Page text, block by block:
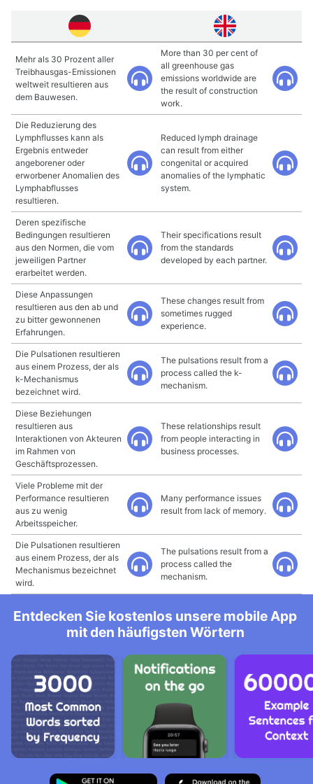
Mehr als 30 Prozent aller
Treibhausgas-Emissionen
weltweit resultieren aus
dem Bauwesen.
More than 30 per cent of
all greenhouse gas
emissions worldwide are
the result of construction
work.
Die Reduzierung des
Lymphflusses kann als
Ergebnis entweder
angeborener oder
erworbener Anomalien des
Lymphabflusses
resultieren.
Reduced lymph drainage
can result from either
congenital or acquired
anomalies of the lymphatic
system.
Deren spezifische
Bedingungen resultieren
aus den Normen, die vom
jeweiligen Partner
erarbeitet werden.
Their specifications result
from the standards
developed by each partner.
Diese Anpassungen
resultieren aus den ab und
zu bitter gewonnenen
Erfahrungen.
These changes result from
sometimes rugged
experience.
Die Pulsationen resultieren
aus einem Prozess, der als
k-Mechanismus
bezeichnet wird.
The pulsations result from a
process called the k-
mechanism.
Diese Beziehungen
resultieren aus
Interaktionen von Akteuren
im Rahmen von
Geschäftsprozessen.
These relationships result
from people interacting in
business processes.
Viele Probleme mit der
Performance resultieren
aus zu wenig
Arbeitsspeicher.
Many performance issues
result from lack of memory.
Die Pulsationen resultieren
aus einem Prozess, der als
Mechanismus bezeichnet
wird.
The pulsations result from a
process called the
mechanism.
Entdecken Sie kostenlos unsere mobile App
mit den häufigsten Wörtern